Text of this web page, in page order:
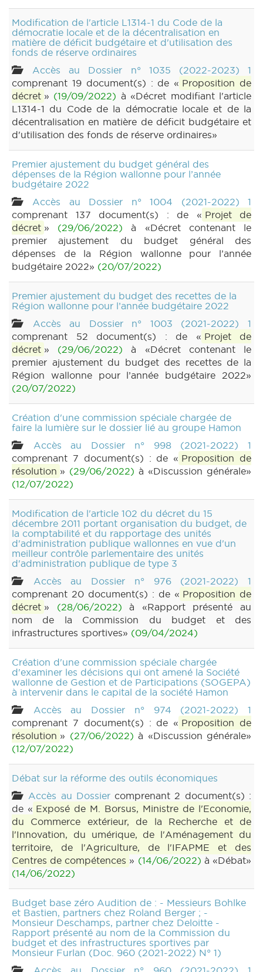
Modification de l'article L1314-1 du Code de la
démocratie locale et de la décentralisation en
matière de déficit budgétaire et d'utilisation des
fonds de réserve ordinaires
Accès au Dossier n° 1035 (2022-2023) 1
comprenant 19 document(s) : de « Proposition de
décret » (19/09/2022) à «Décret modifiant l'article
L1314-1 du Code de la démocratie locale et de la
décentralisation en matière de déficit budgétaire et
d'utilisation des fonds de réserve ordinaires»
Premier ajustement du budget général des
dépenses de la Région wallonne pour l’année
budgétaire 2022
Accès au Dossier n° 1004 (2021-2022) 1
comprenant 137 document(s) : de « Projet de
décret » (29/06/2022) à «Décret contenant le
premier ajustement du budget général des
dépenses de la Région wallonne pour l’année
budgétaire 2022» (20/07/2022)
Premier ajustement du budget des recettes de la
Région wallonne pour l’année budgétaire 2022
Accès au Dossier n° 1003 (2021-2022) 1
comprenant 52 document(s) : de « Projet de
décret » (29/06/2022) à «Décret contenant le
premier ajustement du budget des recettes de la
Région wallonne pour l’année budgétaire 2022»
(20/07/2022)
Création d'une commission spéciale chargée de
faire la lumière sur le dossier lié au groupe Hamon
Accès au Dossier n° 998 (2021-2022) 1
comprenant 7 document(s) : de « Proposition de
résolution » (29/06/2022) à «Discussion générale»
(12/07/2022)
Modification de l'article 102 du décret du 15
décembre 2011 portant organisation du budget, de
la comptabilité et du rapportage des unités
d'administration publique wallonnes en vue d'un
meilleur contrôle parlementaire des unités
d'administration publique de type 3
Accès au Dossier n° 976 (2021-2022) 1
comprenant 20 document(s) : de « Proposition de
décret » (28/06/2022) à «Rapport présenté au
nom de la Commission du budget et des
infrastructures sportives» (09/04/2024)
Création d'une commission spéciale chargée
d'examiner les décisions qui ont amené la Société
wallonne de Gestion et de Participations (SOGEPA)
à intervenir dans le capital de la société Hamon
Accès au Dossier n° 974 (2021-2022) 1
comprenant 7 document(s) : de « Proposition de
résolution » (27/06/2022) à «Discussion générale»
(12/07/2022)
Débat sur la réforme des outils économiques
Accès au Dossier comprenant 2 document(s) :
de « Exposé de M. Borsus, Ministre de l'Economie,
du Commerce extérieur, de la Recherche et de
l'Innovation, du umérique, de l'Aménagement du
territoire, de l'Agriculture, de l'IFAPME et des
Centres de compétences » (14/06/2022) à «Débat»
(14/06/2022)
Budget base zéro Audition de : - Messieurs Bohlke
et Bastien, partners chez Roland Berger ; -
Monsieur Deschamps, partner chez Deloitte -
Rapport présenté au nom de la Commission du
budget et des infrastructures sportives par
Monsieur Furlan (Doc. 960 (2021-2022) N° 1)